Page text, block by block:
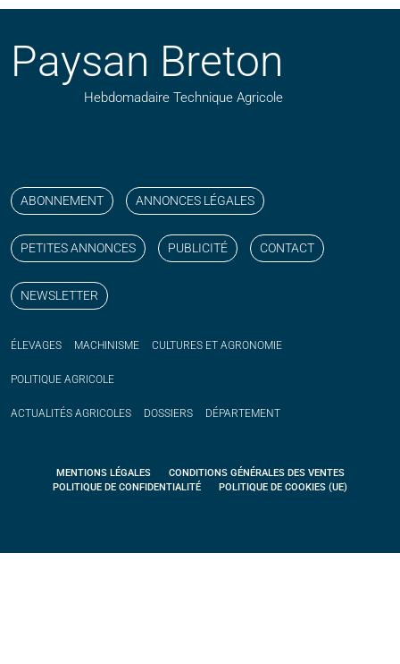
Paysan Breton
Hebdomadaire Technique Agricole
ABONNEMENT ANNONCES LÉGALES
PETITES ANNONCES PUBLICITÉ CONTACT
NEWSLETTER
ÉLEVAGES MACHINISME CULTURES ET AGRONOMIE
POLITIQUE AGRICOLE
ACTUALITÉS AGRICOLES DOSSIERS DÉPARTEMENT
MENTIONS LÉGALES
CONDITIONS GÉNÉRALES DES VENTES
POLITIQUE DE CONFIDENTIALITÉ
POLITIQUE DE COOKIES (UE)